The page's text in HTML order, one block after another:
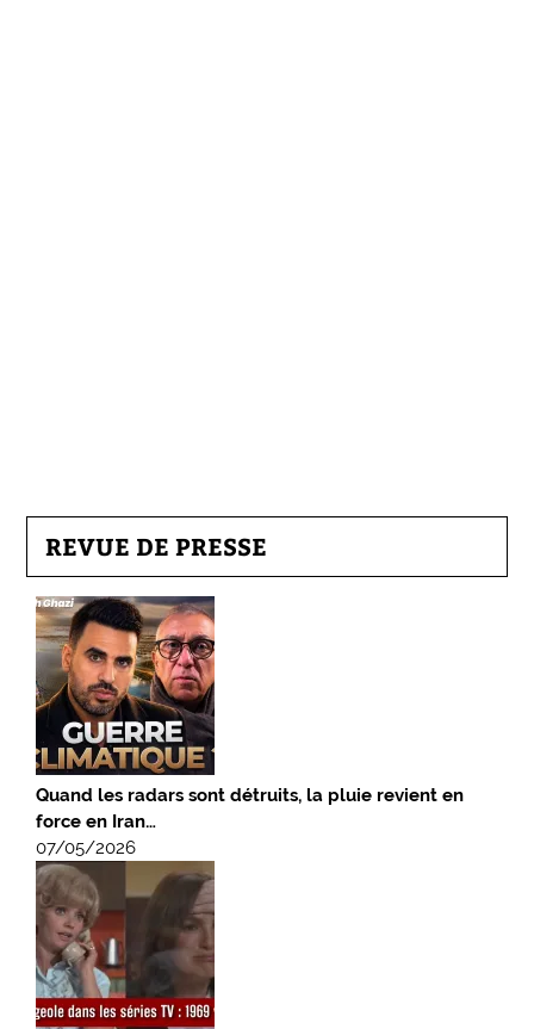
REVUE DE PRESSE
Quand les radars sont détruits, la pluie revient en
force en Iran…
07/05/2026